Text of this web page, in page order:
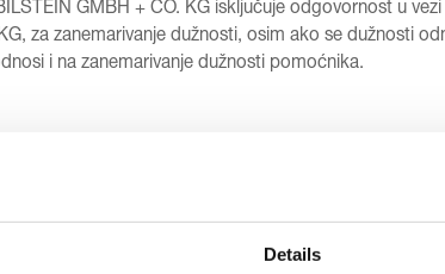
Details
GMBH + CO. KG isključuje odgovornost u
za zanemarivanje dužnosti, osim ako se dužnosti
i na zanemarivanje dužnosti pomoćnika.